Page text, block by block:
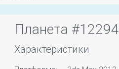
Планета #12294
Характеристики